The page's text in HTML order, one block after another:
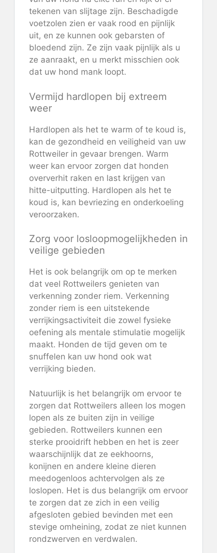
tekenen van slijtage zijn. Beschadigde
voetzolen zien er vaak rood en pijnlijk
uit, en ze kunnen ook gebarsten of
bloedend zijn. Ze zijn vaak pijnlijk als u
ze aanraakt, en u merkt misschien ook
dat uw hond mank loopt.
Vermijd hardlopen bij extreem
weer
Hardlopen als het te warm of te koud is,
kan de gezondheid en veiligheid van uw
Rottweiler in gevaar brengen. Warm
weer kan ervoor zorgen dat honden
oververhit raken en last krijgen van
hitte-uitputting. Hardlopen als het te
koud is, kan bevriezing en onderkoeling
veroorzaken.
Zorg voor losloopmogelijkheden in
veilige gebieden
Het is ook belangrijk om op te merken
dat veel Rottweilers genieten van
verkenning zonder riem. Verkenning
zonder riem is een uitstekende
verrijkingsactiviteit die zowel fysieke
oefening als mentale stimulatie mogelijk
maakt. Honden de tijd geven om te
snuffelen kan uw hond ook wat
verrijking bieden.
Natuurlijk is het belangrijk om ervoor te
zorgen dat Rottweilers alleen los mogen
lopen als ze buiten zijn in veilige
gebieden. Rottweilers kunnen een
sterke prooidrift hebben en het is zeer
waarschijnlijk dat ze eekhoorns,
konijnen en andere kleine dieren
meedogenloos achtervolgen als ze
loslopen. Het is dus belangrijk om ervoor
te zorgen dat ze zich in een veilig
afgesloten gebied bevinden met een
stevige omheining, zodat ze niet kunnen
rondzwerven en verdwalen.